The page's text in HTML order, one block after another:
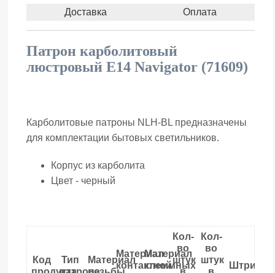
Доставка Оплата
Патрон карболитовый
люстровый Е14 Navigator (71609)
Карболитовые патроны NLH-BL предназначены
для комплектации бытовых светильников.
Корпус из карболита
Цвет - черный
Код
Тип
Материал
Материал
контактной
Материал
клеммных
Кол-
во
штук
Кол-
во
штук